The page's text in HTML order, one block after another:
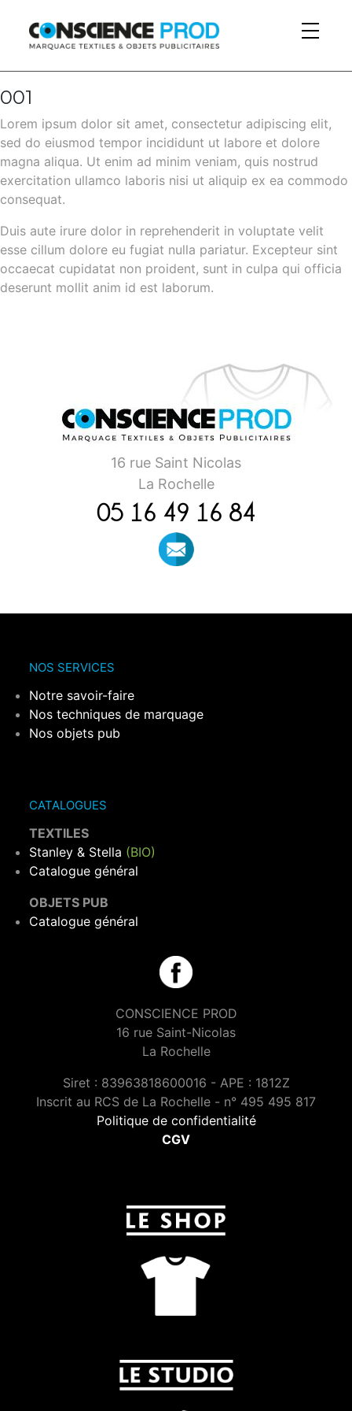
001
Lorem ipsum dolor sit amet, consectetur adipiscing elit,
sed do eiusmod tempor incididunt ut labore et dolore
magna aliqua. Ut enim ad minim veniam, quis nostrud
exercitation ullamco laboris nisi ut aliquip ex ea commodo
consequat.
Duis aute irure dolor in reprehenderit in voluptate velit
esse cillum dolore eu fugiat nulla pariatur. Excepteur sint
occaecat cupidatat non proident, sunt in culpa qui officia
deserunt mollit anim id est laborum.
16 rue Saint Nicolas
La Rochelle
05 16 49 16 84
NOS SERVICES
Notre savoir-faire
Nos techniques de marquage
Nos objets pub
CATALOGUES
TEXTILES
Stanley & Stella (BIO)
Catalogue général
OBJETS PUB
Catalogue général
CONSCIENCE PROD
16 rue Saint-Nicolas
La Rochelle
Siret : 83963818600016 - APE : 1812Z
Inscrit au RCS de La Rochelle - n° 495 495 817
Politique de confidentialité
CGV